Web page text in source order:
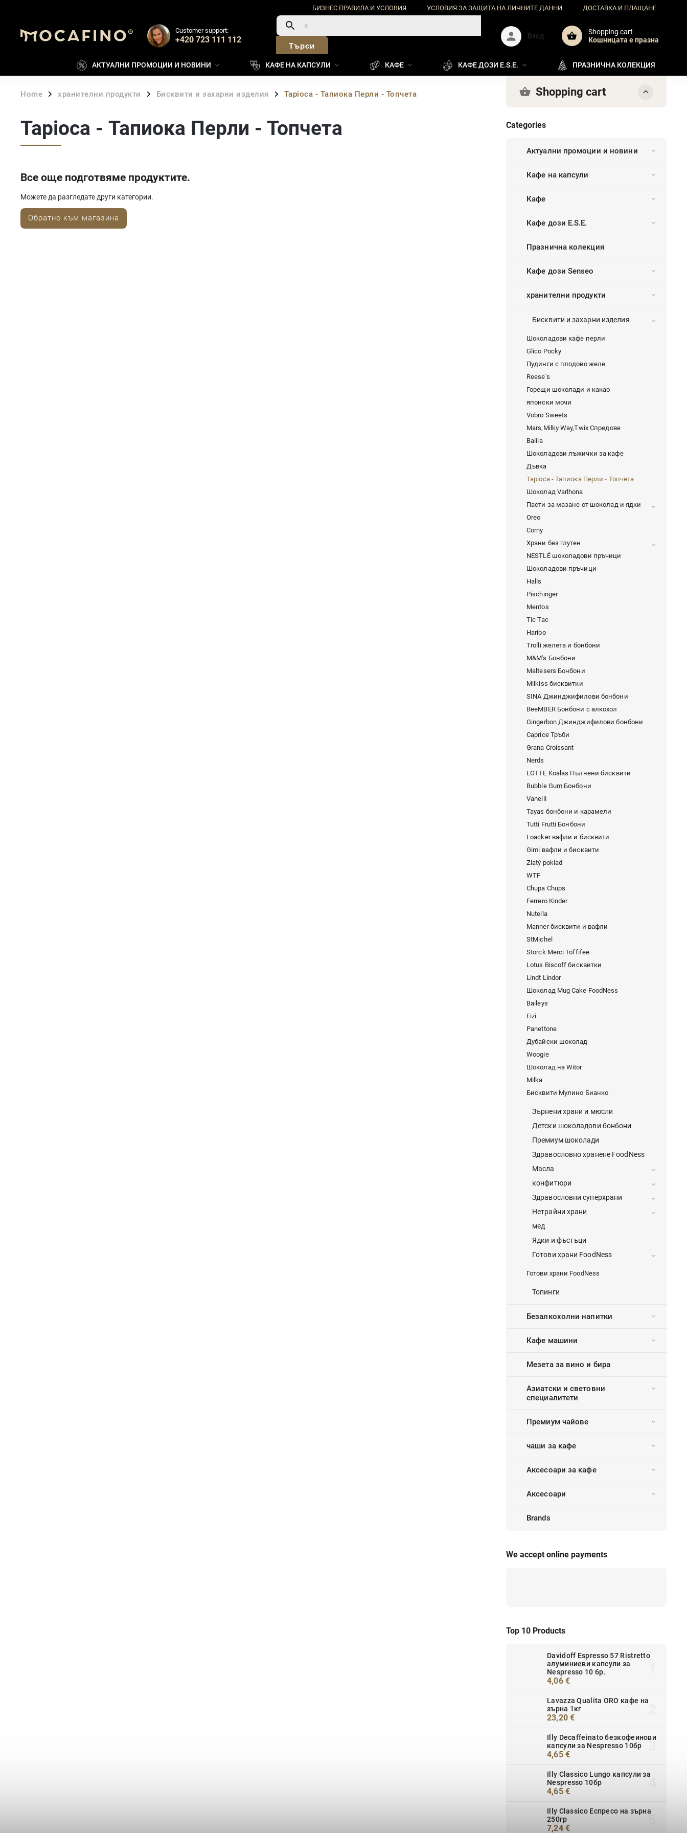
БИЗНЕС ПРАВИЛА И УСЛОВИЯ УСЛОВИЯ ЗА ЗАЩИТА НА ЛИЧНИТЕ ДАННИ ДОСТАВКА И ПЛАЩАНЕ
Customer support:
+420 723 111 112
Търси
Shopping cart
Кошницата e празна
Вход
АКТУАЛНИ ПРОМОЦИИ И НОВИНИ КАФЕ НА КАПСУЛИ КАФЕ КАФЕ ДОЗИ E.S.E. ПРАЗНИЧНА КОЛЕКЦИЯ
Home / хранителни продукти / Бисквити и захарни изделия / Tapioca - Тапиока Перли - Топчета Shopping cart
Categories
Актуални промоции и новини
Кафе на капсули
Кафе
Кафе дози E.S.E.
Празнична колекция
Кафе дози Senseo
хранителни продукти
Бисквити и захарни изделия
Шоколадови кафе перли
Glico Pocky
Пудинги с плодово желе
Reese's
Горещи шоколади и какао
японски мочи
Vobro Sweets
Mars,Milky Way,Twix Спредове
Balila
Шоколадови лъжички за кафе
Дъвка
Tapioca - Тапиока Перли - Топчета
Шоколад Varlhona
Пасти за мазане от шоколад и ядки
Oreo
Corny
Храни без глутен
NESTLÉ шоколадови пръчици
Шоколадови пръчици
Halls
Pischinger
Mentos
Tic Tac
Haribo
Trolli желета и бонбони
M&M's Бонбони
Maltesers Бонбони
Milkiss бисквитки
SINA Джинджифилови бонбони
BeeMBER Бонбони с алкохол
Gingerbon Джинджифилови бонбони
Caprice Тръби
Grana Croissant
Nerds
LOTTE Koalas Пълнени бисквити
Bubble Gum Бонбони
Vanelli
Tayas бонбони и карамели
Tutti Frutti Бонбони
Loacker вафли и бисквити
Gimi вафли и бисквити
Zlatý poklad
WTF
Chupa Chups
Ferrero Kinder
Nutella
Manner бисквити и вафли
StMichel
Storck Merci Toffifee
Lotus Biscoff бисквитки
Lindt Lindor
Шоколад Mug Cake FoodNess
Baileys
Fizi
Panettone
Дубайски шоколад
Woogie
Шоколад на Witor
Milka
Бисквити Мулино Бианко
Зърнени храни и мюсли
Детски шоколадови бонбони
Премиум шоколади
Здравословно хранене FoodNess
Масла
конфитюри
Здравословни суперхрани
Нетрайни храни
мед
Ядки и фъстъци
Готови храни FoodNess
Готови храни FoodNess
Топинги
Безалкохолни напитки
Кафе машини
Мезета за вино и бира
Азиатски и световни
специалитети
Премиум чайове
чаши за кафе
Аксесоари за кафе
Аксесоари
Brands
We accept online payments
Top 10 Products
Davidoff Espresso 57 Ristretto
алуминиеви капсули за
Nespresso 10 бр.
4,06 €
Lavazza Qualita ORO кафе на
зърна 1кг
23,20 €
Illy Decaffeinato безкофеинови
капсули за Nespresso 10бр
4,65 €
Illy Classico Lungo капсули за
Nespresso 10бр
4,65 €
Illy Classico Еспресо на зърна
250гр
7,24 €
Tapioca - Тапиока Перли - Топчета
Все още подготвяме продуктите.
Можете да разгледате други категории.
Обратно към магазина